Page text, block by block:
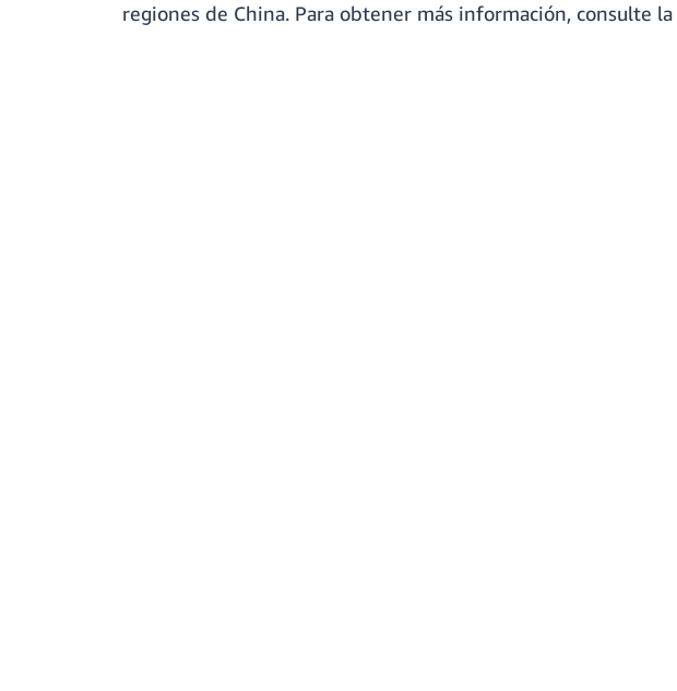
regiones de China. Para obtener más información, consulte la